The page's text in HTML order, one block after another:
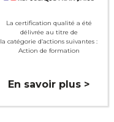
La certification qualité a été
délivrée au titre de
la catégorie d’actions suivantes :
Action de formation
En savoir plus >